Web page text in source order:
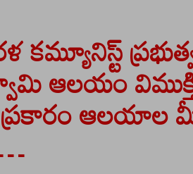
కమ్యూనిస్ట్
ఆలయం
ఆలయాల